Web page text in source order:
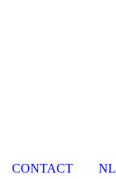
CONTACT NL